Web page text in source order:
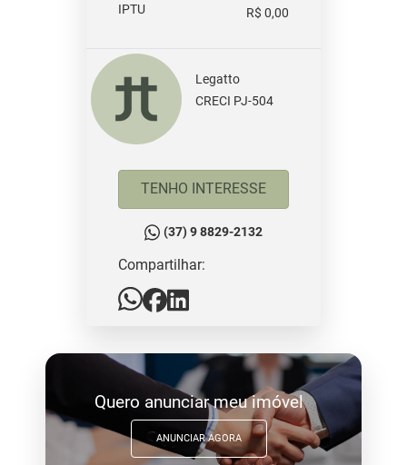
IPTU
R$ 0,00
Legatto
CRECI PJ-504
TENHO INTERESSE
(37) 9 8829-2132
Compartilhar:
Quero anunciar meu imóvel
ANUNCIAR AGORA